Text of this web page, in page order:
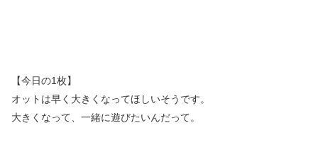
【今日の1枚】
オットは早く大きくなってほしいそうです。
大きくなって、一緒に遊びたいんだって。